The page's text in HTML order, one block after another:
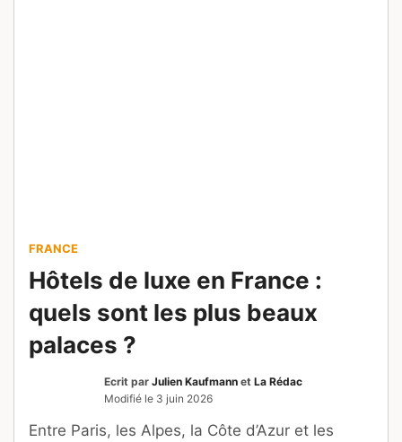
FRANCE
Hôtels de luxe en France :
quels sont les plus beaux
palaces ?
Ecrit par Julien Kaufmann et La Rédac
Modifié le 3 juin 2026
Entre Paris, les Alpes, la Côte d’Azur et les